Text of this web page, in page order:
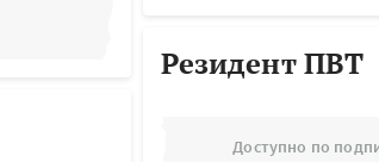
Резидент ПВТ
Доступно по